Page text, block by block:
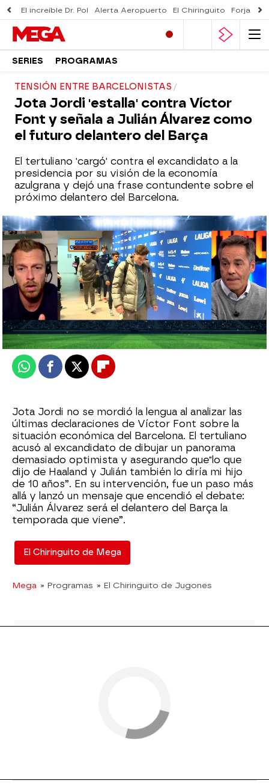
El increíble Dr. Pol Alerta Aeropuerto El Chiringuito Forjado
SERIES PROGRAMAS
TENSIÓN ENTRE BARCELONISTAS
Jota Jordi 'estalla' contra Víctor
Font y señala a Julián Álvarez como
el futuro delantero del Barça
El tertuliano 'cargó' contra el excandidato a la
presidencia por su visión de la economía
azulgrana y dejó una frase contundente sobre el
próximo delantero del Barcelona.
El Chiringuito
Publicado:20 de noviembre de 2025, 01:57
WhatsappFacebook
X Flipboard
Jota Jordi no se mordió la lengua al analizar las
últimas declaraciones de Víctor Font sobre la
situación económica del Barcelona. El tertuliano
acusó al excandidato de dibujar un panorama
demasiado optimista y asegurando que"lo que
dijo de Haaland y Julián también lo diría mi hijo
de 10 años”. En su intervención, fue un paso más
allá y lanzó un mensaje que encendió el debate:
“Julián Álvarez será el delantero del Barça la
temporada que viene”.
El Chiringuito de Mega
Mega » Programas » El Chiringuito de Jugones